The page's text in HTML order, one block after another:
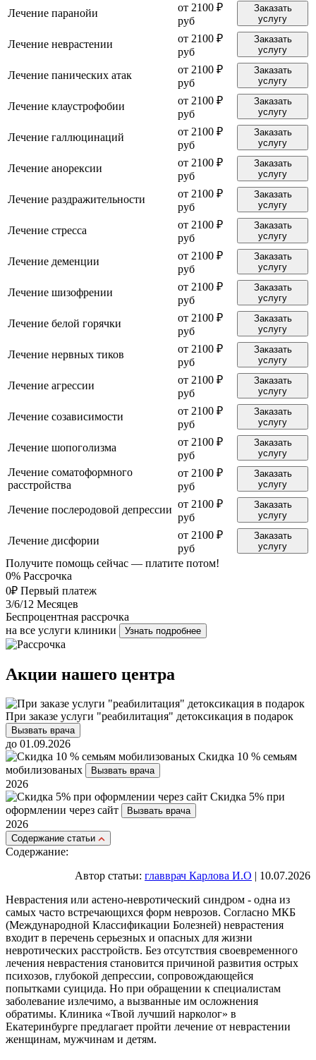
Лечение паранойи
от 2100 ₽
руб
Заказать
услугу
Лечение неврастении
от 2100 ₽
руб
Заказать
услугу
Лечение панических атак
от 2100 ₽
руб
Заказать
услугу
Лечение клаустрофобии
от 2100 ₽
руб
Заказать
услугу
Лечение галлюцинаций
от 2100 ₽
руб
Заказать
услугу
Лечение анорексии
от 2100 ₽
руб
Заказать
услугу
Лечение раздражительности
от 2100 ₽
руб
Заказать
услугу
Лечение стресса
от 2100 ₽
руб
Заказать
услугу
Лечение деменции
от 2100 ₽
руб
Заказать
услугу
Лечение шизофрении
от 2100 ₽
руб
Заказать
услугу
Лечение белой горячки
от 2100 ₽
руб
Заказать
услугу
Лечение нервных тиков
от 2100 ₽
руб
Заказать
услугу
Лечение агрессии
от 2100 ₽
руб
Заказать
услугу
Лечение созависимости
от 2100 ₽
руб
Заказать
услугу
Лечение шопоголизма
от 2100 ₽
руб
Заказать
услугу
Лечение соматоформного
расстройства
от 2100 ₽
руб
Заказать
услугу
Лечение послеродовой депрессии от 2100 ₽
руб
Заказать
услугу
Лечение дисфории
от 2100 ₽
руб
Заказать
услугу
Получите помощь сейчас — платите потом!
0% Рассрочка
0₽ Первый платеж
3/6/12 Месяцев
Беспроцентная рассрочка
на все услуги клиники
Узнать подробнее
Акции нашего центра
При заказе услуги "реабилитация" детоксикация в подарок
Вызвать врача
до 01.09.2026
Скидка 10 % семьям
мобилизованых
Вызвать врача
2026
Скидка 5% при
оформлении через сайт
Вызвать врача
2026
Cодержание статьи
Содержание:
Автор статьи: главврач Карлова И.О | 10.07.2026
Неврастения или астено-невротический синдром - одна из
самых часто встречающихся форм неврозов. Согласно МКБ
(Международной Классификации Болезней) неврастения
входит в перечень серьезных и опасных для жизни
невротических расстройств. Без отсутствия своевременного
лечения неврастения становится причиной развития острых
психозов, глубокой депрессии, сопровождающейся
попытками суицида. Но при обращении к специалистам
заболевание излечимо, а вызванные им осложнения
обратимы. Клиника «Твой лучший нарколог» в
Екатеринбурге предлагает пройти лечение от неврастении
женщинам, мужчинам и детям.